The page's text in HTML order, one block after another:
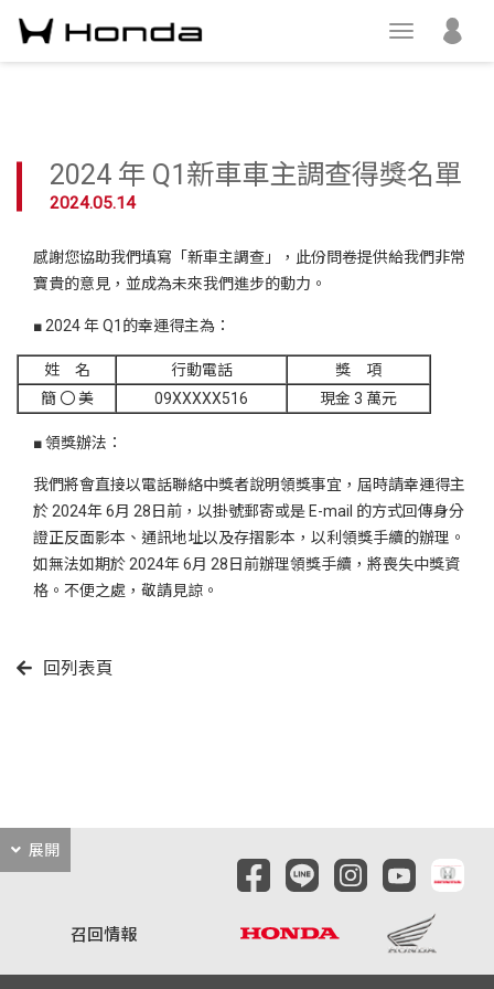
2024 年 Q1新車車主調查得獎名單
2024.05.14
感謝您協助我們填寫「新車主調查」，此份問卷提供給我們非常
寶貴的意見，並成為未來我們進步的動力。
■ 2024 年 Q1的幸運得主為：
姓 名 行動電話
獎 項
簡 〇 美
09XXXXX516 現金 3 萬元
■ 領獎辦法：
我們將會直接以電話聯絡中獎者說明領獎事宜，屆時請幸運得主
於 2024年 6月 28日前，以掛號郵寄或是 E-mail 的方式回傳身分
證正反面影本、通訊地址以及存摺影本，以利領獎手續的辦理。
如無法如期於 2024年 6月 28日前辦理領獎手續，將喪失中獎資
格。不便之處，敬請見諒。
回列表頁
展開
召回情報